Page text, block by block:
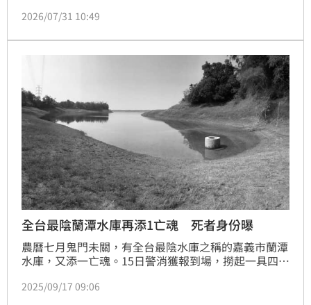
最好不要太鐵齒，還可能犯小人、有車關，行事上最好
2026/07/31 10:49
全台最陰蘭潭水庫再添1亡魂 死者身份曝
農曆七月鬼門未關，有全台最陰水庫之稱的嘉義市蘭潭
水庫，又添一亡魂。15日警消獲報到場，撈起一具四肢
子，檢方相驗初步研判死因爲溺水，後續將調閱監視器
2025/09/17 09:06